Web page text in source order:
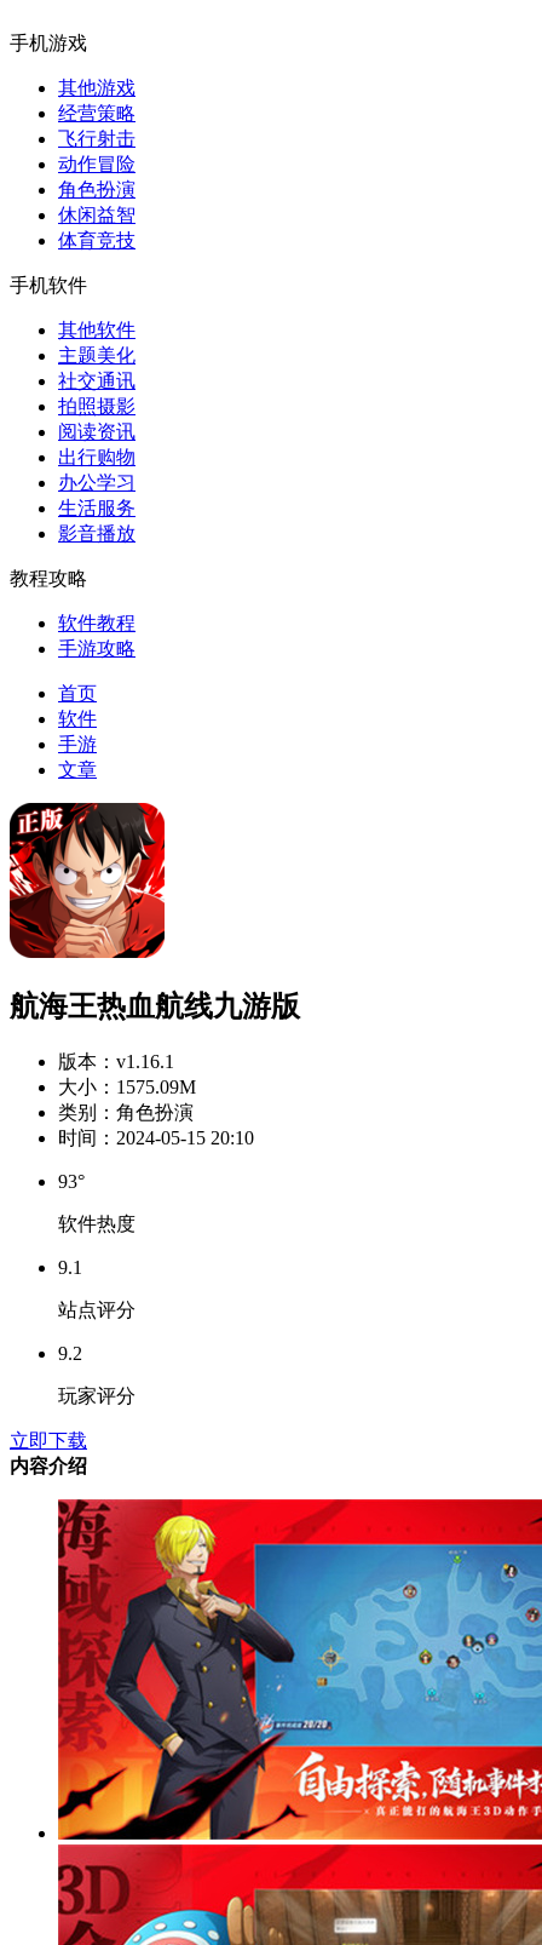
手机游戏
其他游戏
经营策略
飞行射击
动作冒险
角色扮演
休闲益智
体育竞技
手机软件
其他软件
主题美化
社交通讯
拍照摄影
阅读资讯
出行购物
办公学习
生活服务
影音播放
教程攻略
软件教程
手游攻略
首页
软件
手游
文章
航海王热血航线九游版
版本： v1.16.1
大小： 1575.09M
类别： 角色扮演
时间： 2024-05-15 20:10
93°
软件热度
9.1
站点评分
9.2
玩家评分
立即下载
内容介绍